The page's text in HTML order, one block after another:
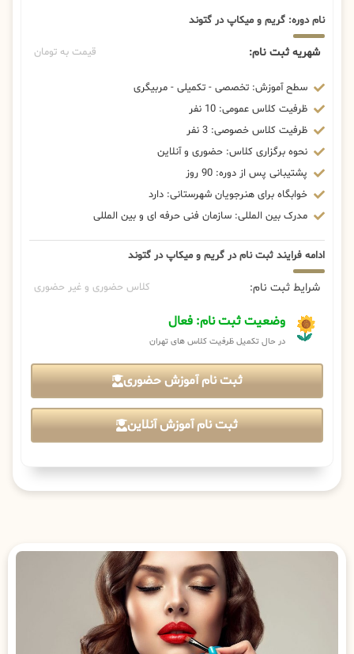
نام دوره: گریم و میکاپ در گتوند
شهریه ثبت نام: قیمت به تومان
سطح آموزش: تخصصی - تکمیلی - مربیگری
ظرفیت کلاس عمومی: 10 نفر
ظرفیت کلاس خصوصی: 3 نفر
نحوه برگزاری کلاس: حضوری و آنلاین
پشتیبانی پس از دوره: 90 روز
خوابگاه برای هنرجویان شهرستانی: دارد
مدرک بین المللی: سازمان فنی حرفه ای و بین المللی
ادامه فرایند ثبت نام در گریم و میکاپ در گتوند
شرایط ثبت نام: کلاس حضوری و غیر حضوری
وضعیت ثبت نام: فعال
در حال تکمیل ظرفیت کلاس های تهران
ثبت نام آموزش حضوری
ثبت نام آموزش آنلاین